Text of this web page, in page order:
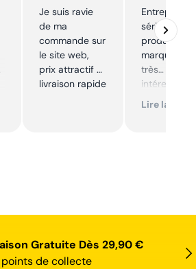
Je suis ravie
de ma
commande sur
le site web,
prix attractif et
livraison rapide
Entreprise
sérieuse,
produits de
marque à
très
Excellent
Lire la suite
Gratuite Dès 29,90 €
de collecte